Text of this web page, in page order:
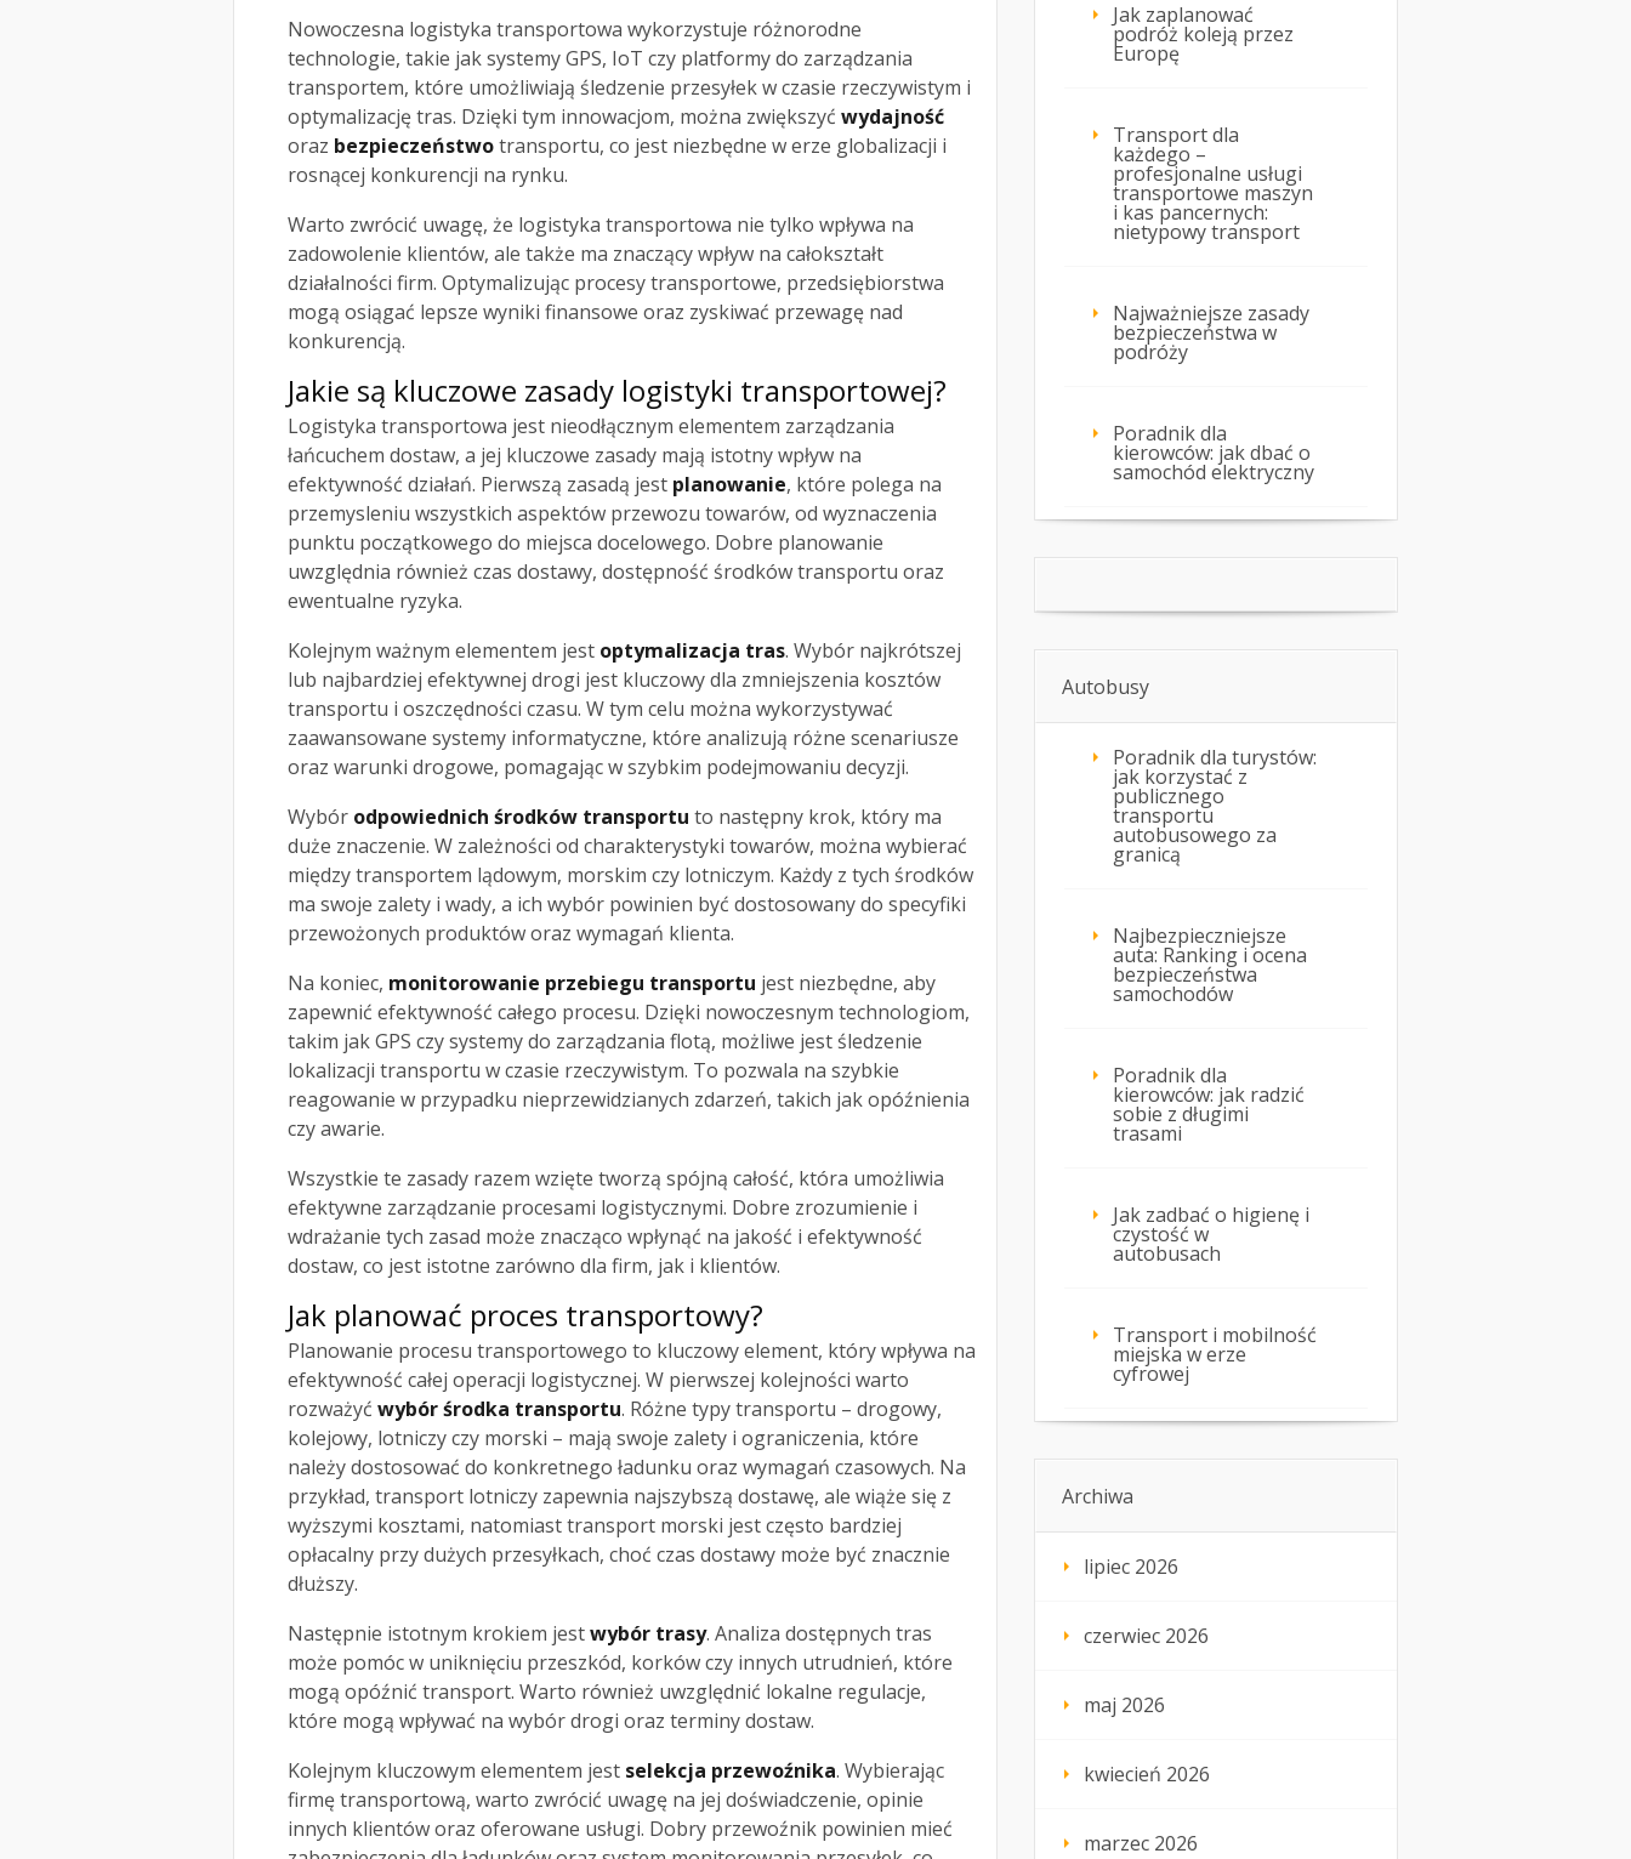
Nowoczesna logistyka transportowa wykorzystuje różnorodne
technologie, takie jak systemy GPS, IoT czy platformy do zarządzania
transportem, które umożliwiają śledzenie przesyłek w czasie rzeczywistym i
optymalizację tras. Dzięki tym innowacjom, można zwiększyć wydajność
oraz bezpieczeństwotransportu, co jest niezbędne w erze globalizacji i
rosnącej konkurencji na rynku.
Warto zwrócić uwagę, że logistyka transportowa nie tylko wpływa na
zadowolenie klientów, ale także ma znaczący wpływ na całokształt
działalności firm. Optymalizując procesy transportowe, przedsiębiorstwa
mogą osiągać lepsze wyniki finansowe oraz zyskiwać przewagę nad
konkurencją.
Jakie są kluczowe zasady logistyki transportowej?
Logistyka transportowa jest nieodłącznym elementem zarządzania
łańcuchem dostaw, a jej kluczowe zasady mają istotny wpływ na
efektywność działań. Pierwszą zasadą jest planowanie, które polega na
przemysleniu wszystkich aspektów przewozu towarów, od wyznaczenia
punktu początkowego do miejsca docelowego. Dobre planowanie
uwzględnia również czas dostawy, dostępność środków transportu oraz
ewentualne ryzyka.
Kolejnym ważnym elementem jest optymalizacja tras. Wybór najkrótszej
lub najbardziej efektywnej drogi jest kluczowy dla zmniejszenia kosztów
transportu i oszczędności czasu. W tym celu można wykorzystywać
zaawansowane systemy informatyczne, które analizują różne scenariusze
oraz warunki drogowe, pomagając w szybkim podejmowaniu decyzji.
Wybór odpowiednich środków transportu to następny krok, który ma
duże znaczenie. W zależności od charakterystyki towarów, można wybierać
między transportem lądowym, morskim czy lotniczym. Każdy z tych środków
ma swoje zalety i wady, a ich wybór powinien być dostosowany do specyfiki
przewożonych produktów oraz wymagań klienta.
Na koniec, monitorowanie przebiegu transportu jest niezbędne, aby
zapewnić efektywność całego procesu. Dzięki nowoczesnym technologiom,
takim jak GPS czy systemy do zarządzania flotą, możliwe jest śledzenie
lokalizacji transportu w czasie rzeczywistym. To pozwala na szybkie
reagowanie w przypadku nieprzewidzianych zdarzeń, takich jak opóźnienia
czy awarie.
Wszystkie te zasady razem wzięte tworzą spójną całość, która umożliwia
efektywne zarządzanie procesami logistycznymi. Dobre zrozumienie i
wdrażanie tych zasad może znacząco wpłynąć na jakość i efektywność
dostaw, co jest istotne zarówno dla firm, jak i klientów.
Jak planować proces transportowy?
Planowanie procesu transportowego to kluczowy element, który wpływa na
efektywność całej operacji logistycznej. W pierwszej kolejności warto
rozważyć wybór środka transportu. Różne typy transportu – drogowy,
kolejowy, lotniczy czy morski – mają swoje zalety i ograniczenia, które
należy dostosować do konkretnego ładunku oraz wymagań czasowych. Na
przykład, transport lotniczy zapewnia najszybszą dostawę, ale wiąże się z
wyższymi kosztami, natomiast transport morski jest często bardziej
opłacalny przy dużych przesyłkach, choć czas dostawy może być znacznie
dłuższy.
Następnie istotnym krokiem jestwybór trasy. Analiza dostępnych tras
może pomóc w uniknięciu przeszkód, korków czy innych utrudnień, które
mogą opóźnić transport. Warto również uwzględnić lokalne regulacje,
które mogą wpływać na wybór drogi oraz terminy dostaw.
Kolejnym kluczowym elementem jest selekcja przewoźnika. Wybierając
firmę transportową, warto zwrócić uwagę na jej doświadczenie, opinie
innych klientów oraz oferowane usługi. Dobry przewoźnik powinien mieć
Jak zaplanować
podróż koleją przez
Europę
Transport dla
każdego –
profesjonalne usługi
transportowe maszyn
i kas pancernych:
nietypowy transport
Najważniejsze zasady
bezpieczeństwa w
podróży
Poradnik dla
kierowców: jak dbać o
samochód elektryczny
Autobusy
Poradnik dla turystów:
jak korzystać z
publicznego
transportu
autobusowego za
granicą
Najbezpieczniejsze
auta: Ranking i ocena
bezpieczeństwa
samochodów
Poradnik dla
kierowców: jak radzić
sobie z długimi
trasami
Jak zadbać o higienę i
czystość w
autobusach
Transport i mobilność
miejska w erze
cyfrowej
Archiwa
lipiec 2026
czerwiec 2026
maj 2026
kwiecień 2026
marzec 2026